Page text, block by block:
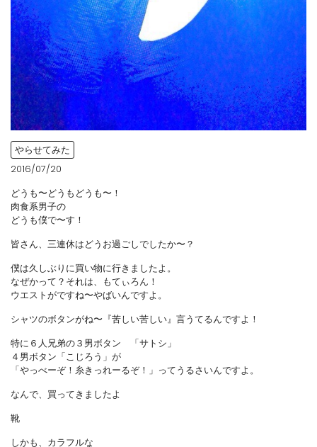
やらせてみた
2016/07/20
どうも〜どうもどうも〜！
肉食系男子の
どうも僕で〜す！
皆さん、三連休はどうお過ごしでしたか〜？
僕は久しぶりに買い物に行きましたよ。
なぜかって？それは、もてぃろん！
ウエストがですね〜やばいんですよ。
シャツのボタンがね〜『苦しい苦しい』言うてるんですよ！
特に６人兄弟の３男ボタン 「サトシ」
４男ボタン「こじろう」が
「やっべーぞ！糸きっれーるぞ！」ってうるさいんですよ。
なんで、買ってきましたよ
靴
しかも、カラフルな